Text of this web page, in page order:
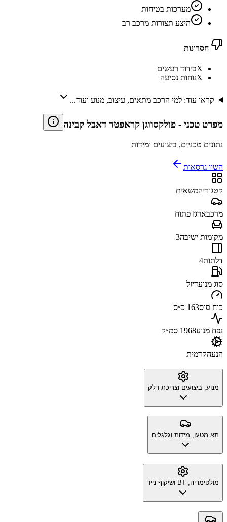
מערכות בטיחות
היצע תצורות מרכב רב
חסרונות
Xבידוד רעשים
Xנוחות נסיעה
קראו עוד: למי הרכב מתאים, עיצוב, מנוע ועוד...
מפרט טכני - פולקסווגן קראפטר דאבל קבינה
נתונים טכניים, ביצועים ומידות
השוו גרסאות
קטגוריהמשאית
מרכבארגז פתוח
מקומות ישיבה3
דלתות4
סוג מנועדיזל
כוח סוס163 כ״ס
נפח מנוע1968 סמ״ק
הנעהקדמית
מנוע, ביצועים וצריכת דלק
תא מטען, מידות וגלגלים
מולטימדיה, BT ושיקוף נייד